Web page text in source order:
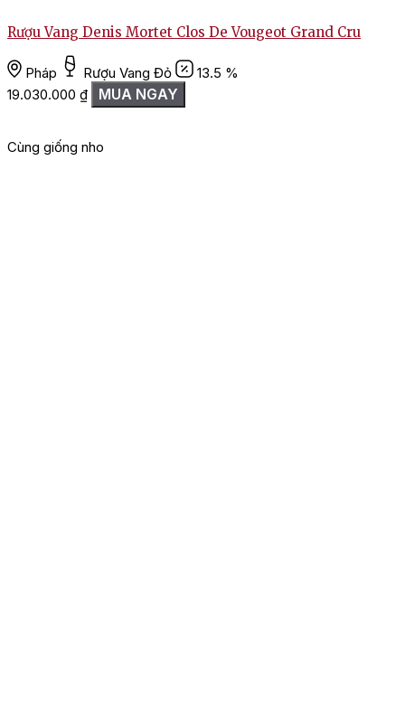
Rượu Vang Denis Mortet Clos De Vougeot Grand Cru
Pháp Rượu Vang Đỏ
13.5 %
19.030.000 ₫ MUA NGAY
Cùng giống nho